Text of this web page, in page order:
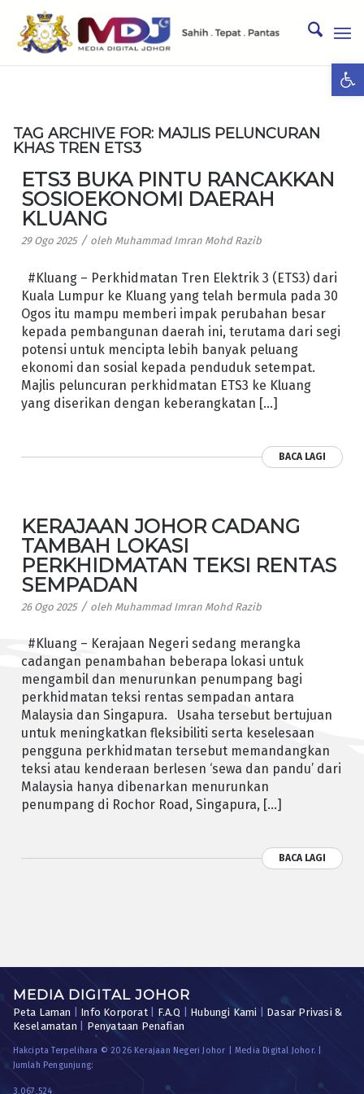
TAG ARCHIVE FOR: MAJLIS PELUNCURAN
KHAS TREN ETS3
ETS3 BUKA PINTU RANCAKKAN
SOSIOEKONOMI DAERAH
KLUANG
29 Ogo 2025 / oleh Muhammad Imran Mohd Razib
#Kluang – Perkhidmatan Tren Elektrik 3 (ETS3) dari
Kuala Lumpur ke Kluang yang telah bermula pada 30
Ogos itu mampu memberi impak perubahan besar
kepada pembangunan daerah ini, terutama dari segi
potensi untuk mencipta lebih banyak peluang
ekonomi dan sosial kepada penduduk setempat.
Majlis peluncuran perkhidmatan ETS3 ke Kluang
yang diserikan dengan keberangkatan […]
BACA LAGI
KERAJAAN JOHOR CADANG
TAMBAH LOKASI
PERKHIDMATAN TEKSI RENTAS
SEMPADAN
26 Ogo 2025 / oleh Muhammad Imran Mohd Razib
#Kluang – Kerajaan Negeri sedang merangka
cadangan penambahan beberapa lokasi untuk
mengambil dan menurunkan penumpang bagi
perkhidmatan teksi rentas sempadan antara
Malaysia dan Singapura. Usaha tersebut bertujuan
untuk meningkatkan fleksibiliti serta keselesaan
pengguna perkhidmatan tersebut memandangkan
teksi atau kenderaan berlesen ‘sewa dan pandu’ dari
Malaysia hanya dibenarkan menurunkan
penumpang di Rochor Road, Singapura, […]
BACA LAGI
MEDIA DIGITAL JOHOR
Peta Laman Info Korporat| F.A.Q Hubungi Kami
Dasar Privasi &
Keselamatan
Penyataan Penafian
Hakcipta Terpelihara © 2026 Kerajaan Negeri Johor | Media Digital Johor. |
Jumlah Pengunjung:
3,067,524